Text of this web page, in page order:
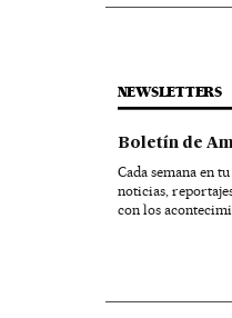
NEWSLETTERS
Boletín de
Cada semana en
noticias,
con los